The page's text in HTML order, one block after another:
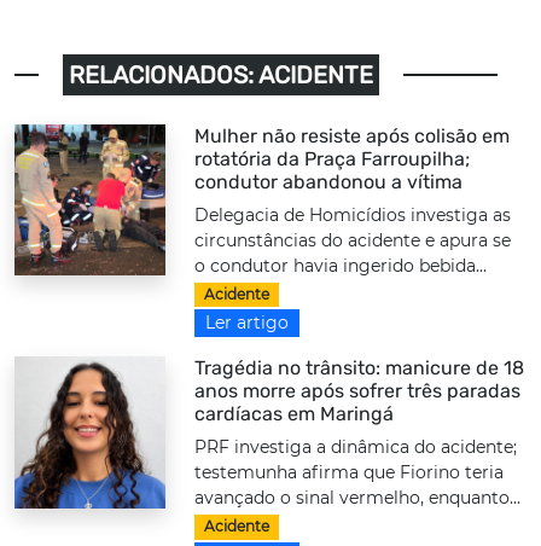
RELACIONADOS: ACIDENTE
Mulher não resiste após colisão em
rotatória da Praça Farroupilha;
condutor abandonou a vítima
Delegacia de Homicídios investiga as
circunstâncias do acidente e apura se
o condutor havia ingerido bebida...
Acidente
Ler artigo
Tragédia no trânsito: manicure de 18
anos morre após sofrer três paradas
cardíacas em Maringá
PRF investiga a dinâmica do acidente;
testemunha afirma que Fiorino teria
avançado o sinal vermelho, enquanto...
Acidente